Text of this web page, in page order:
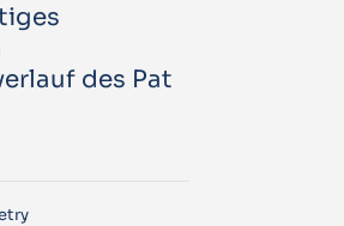
des Pat